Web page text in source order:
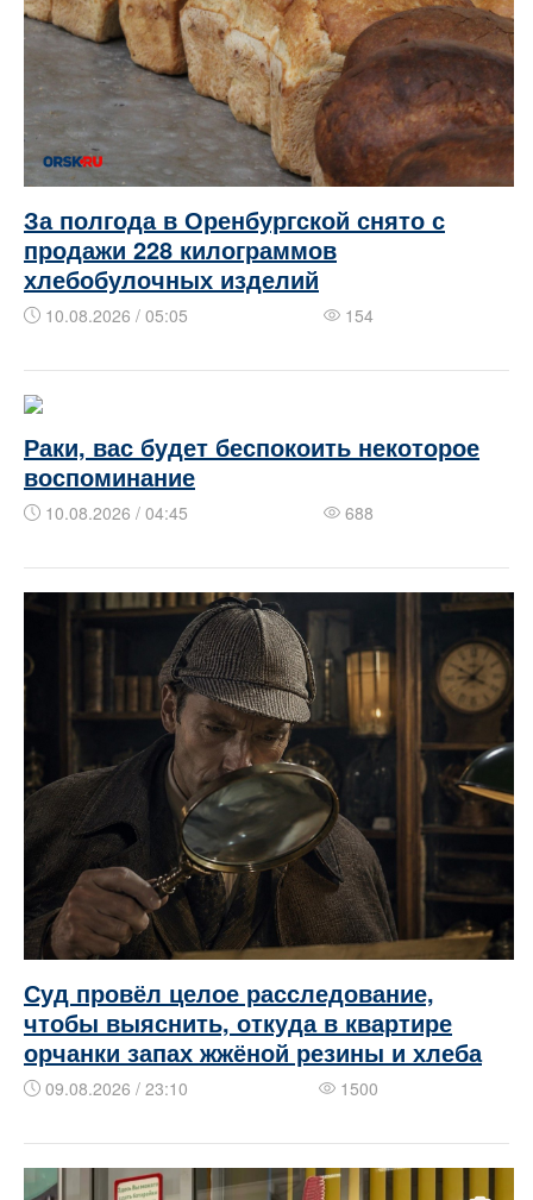
За полгода в Оренбургской снято с
продажи 228 килограммов
хлебобулочных изделий
10.08.2026 / 05:05 154
Раки, вас будет беспокоить некоторое
воспоминание
10.08.2026 / 04:45 688
Суд провёл целое расследование,
чтобы выяснить, откуда в квартире
орчанки запах жжёной резины и хлеба
09.08.2026 / 23:10 1500